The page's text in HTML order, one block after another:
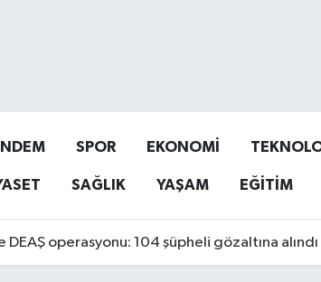
SPOR EKONOMİ
SAĞLIK YAŞAM EĞİTİM
DEAŞ operasyonu: 104 şüpheli gözaltına alındı